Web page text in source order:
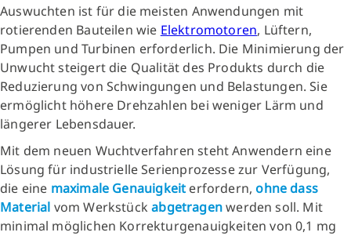
Auswuchten ist für die meisten Anwendungen mit
rotierenden Bauteilen wie Elektromotoren, Lüftern,
Pumpen und Turbinen erforderlich. Die Minimierung der
Unwucht steigert die Qualität des Produkts durch die
Reduzierung von Schwingungen und Belastungen. Sie
ermöglicht höhere Drehzahlen bei weniger Lärm und
längerer Lebensdauer.
Mit dem neuen Wuchtverfahren steht Anwendern eine
Lösung für industrielle Serienprozesse zur Verfügung,
die eine maximale Genauigkeit erfordern, ohne dass
Material vom Werkstückabgetragenwerden soll. Mit
minimal möglichen Korrekturgenauigkeiten von 0,1 mg